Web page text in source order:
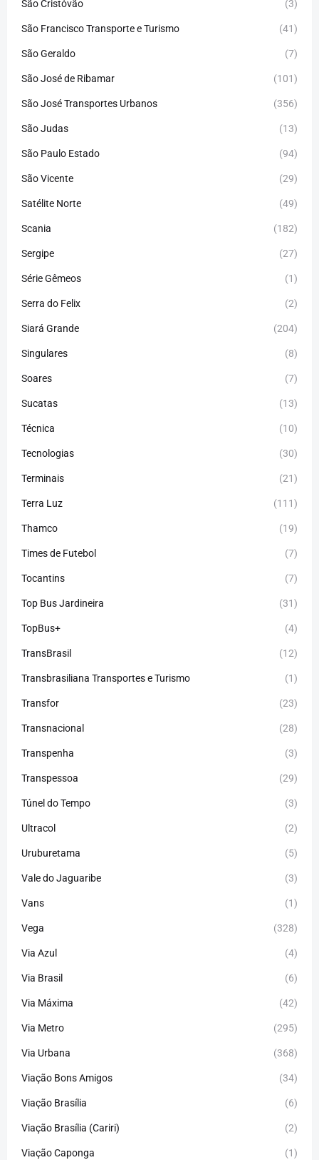
São Cristóvão (3)
São Francisco Transporte e Turismo (41)
São Geraldo (7)
São José de Ribamar (101)
São José Transportes Urbanos (356)
São Judas (13)
São Paulo Estado (94)
São Vicente (29)
Satélite Norte (49)
Scania (182)
Sergipe (27)
Série Gêmeos (1)
Serra do Felix (2)
Siará Grande (204)
Singulares (8)
Soares (7)
Sucatas (13)
Técnica (10)
Tecnologias (30)
Terminais (21)
Terra Luz (111)
Thamco (19)
Times de Futebol (7)
Tocantins (7)
Top Bus Jardineira (31)
TopBus+ (4)
TransBrasil (12)
Transbrasiliana Transportes e Turismo (1)
Transfor (23)
Transnacional (28)
Transpenha (3)
Transpessoa (29)
Túnel do Tempo (3)
Ultracol (2)
Uruburetama (5)
Vale do Jaguaribe (3)
Vans (1)
Vega (328)
Via Azul (4)
Via Brasil (6)
Via Máxima (42)
Via Metro (295)
Via Urbana (368)
Viação Bons Amigos (34)
Viação Brasília (6)
Viação Brasília (Cariri) (2)
Viação Caponga (1)